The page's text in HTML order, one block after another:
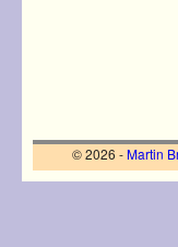
© 2026 -Martin